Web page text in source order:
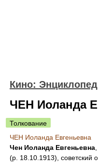
Кино:
ЧЕН Иоланда
Толкование
ЧЕН Иоланда Евгеньевна
Чен Иоланда Евгеньевна
(р. 18.10.1913), советский